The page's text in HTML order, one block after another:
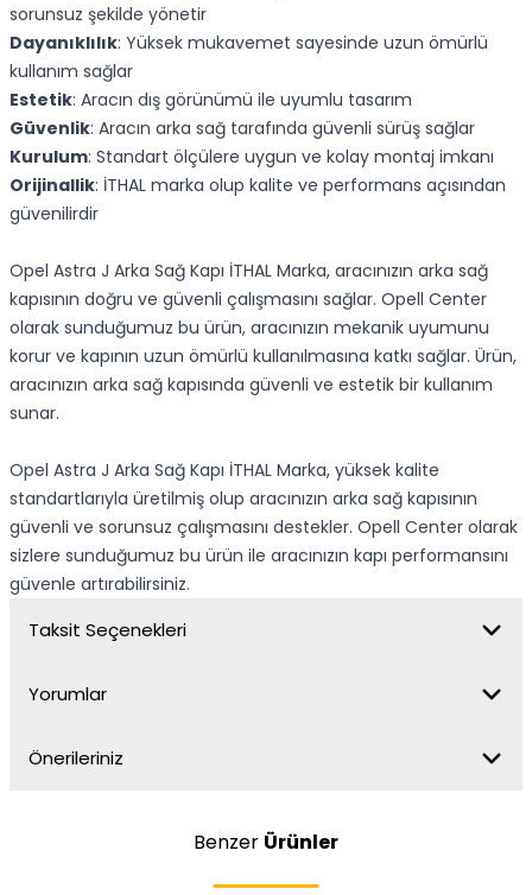
sorunsuz şekilde yönetir
Dayanıklılık: Yüksek mukavemet sayesinde uzun ömürlü
kullanım sağlar
Estetik: Aracın dış görünümü ile uyumlu tasarım
Güvenlik: Aracın arka sağ tarafında güvenli sürüş sağlar
Kurulum: Standart ölçülere uygun ve kolay montaj imkanı
Orijinallik: İTHAL marka olup kalite ve performans açısından
güvenilirdir
Opel Astra J Arka Sağ Kapı İTHAL Marka, aracınızın arka sağ
kapısının doğru ve güvenli çalışmasını sağlar. Opell Center
olarak sunduğumuz bu ürün, aracınızın mekanik uyumunu
korur ve kapının uzun ömürlü kullanılmasına katkı sağlar. Ürün,
aracınızın arka sağ kapısında güvenli ve estetik bir kullanım
sunar.
Opel Astra J Arka Sağ Kapı İTHAL Marka, yüksek kalite
standartlarıyla üretilmiş olup aracınızın arka sağ kapısının
güvenli ve sorunsuz çalışmasını destekler. Opell Center olarak
sizlere sunduğumuz bu ürün ile aracınızın kapı performansını
güvenle artırabilirsiniz.
Taksit Seçenekleri
Yorumlar
Önerileriniz
Benzer Ürünler